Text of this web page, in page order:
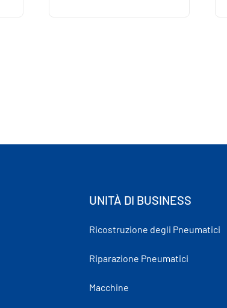
UNITÀ DI BUSINESS
Ricostruzione degli Pneumatici
Riparazione Pneumatici
Macchine